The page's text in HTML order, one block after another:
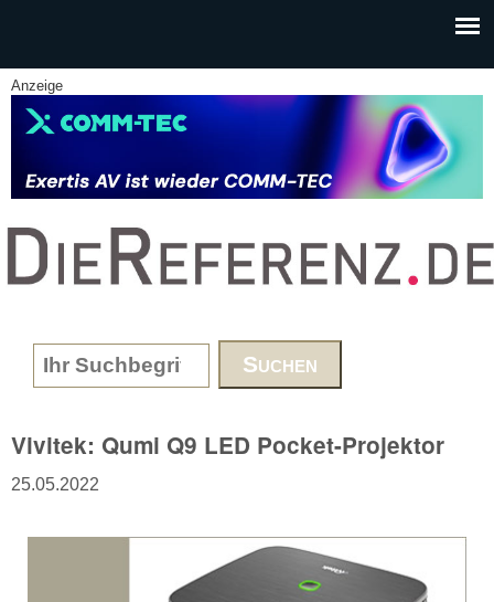
Anzeige
www.DieReferenz.de
Search form
Vivitek: Qumi Q9 LED Pocket-Projektor
25.05.2022